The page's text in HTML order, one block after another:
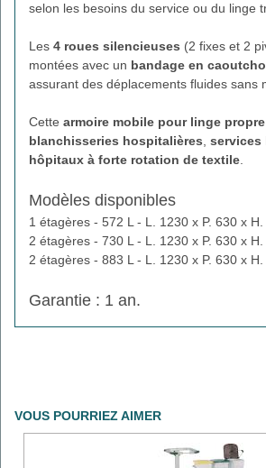
selon les besoins du service ou du linge
Les 4 roues silencieuses (2 fixes et 2
montées avec un bandage en
assurant des déplacements fluides sans
Cette armoire mobile pour linge propre
blanchisseries hospitalières services
hôpitaux à forte rotation de textile
Modèles disponibles
1 étagères - 572 L - L. 1230 x P. 630 x
2 étagères - 730 L - L. 1230 x P. 630 x
2 étagères - 883 L - L. 1230 x P. 630 x
Garantie : 1 an.
VOUS POURRIEZ AIMER